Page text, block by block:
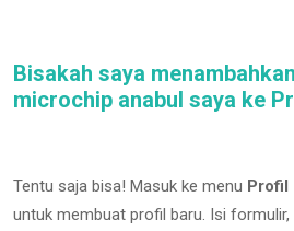
Bisakah saya
microchip anabul saya ke
Tentu saja bisa! Masuk ke menu Profil
untuk membuat profil baru. Isi